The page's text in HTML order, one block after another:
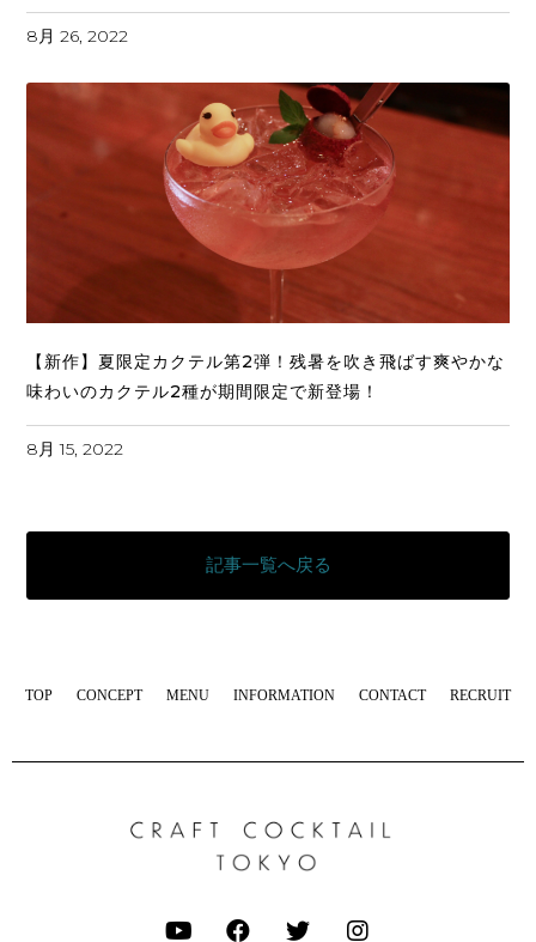
8月 26, 2022
【新作】夏限定カクテル第2弾！残暑を吹き飛ばす爽やかな
味わいのカクテル2種が期間限定で新登場！
8月 15, 2022
記事一覧へ戻る
TOP CONCEPT MENU INFORMATION CONTACT RECRUIT